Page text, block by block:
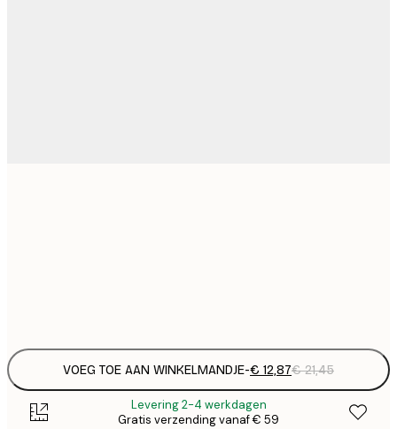
VOEG TOE AAN WINKELMANDJE-€ 12,87€ 21,45
Levering 2-4 werkdagen
Gratis verzending vanaf € 59